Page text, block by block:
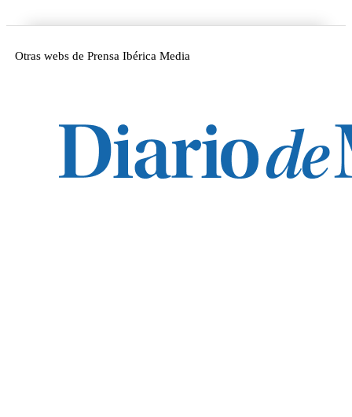
Otras webs de Prensa Ibérica Media